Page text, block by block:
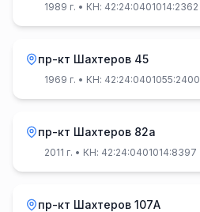
1989 г. • КН: 42:24:0401014:2362
пр-кт Шахтеров 45
1969 г. • КН: 42:24:0401055:2400
пр-кт Шахтеров 82а
2011 г. • КН: 42:24:0401014:8397
пр-кт Шахтеров 107А